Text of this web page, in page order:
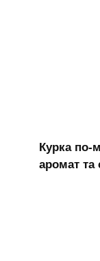
Курка по-
аромат та